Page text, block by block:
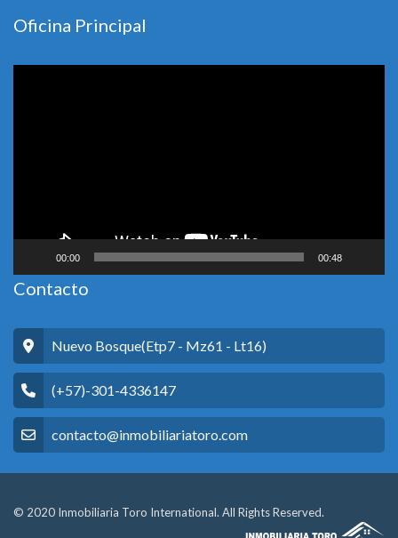
Oficina Principal
00:00 00:48
Contacto
Nuevo Bosque(Etp7 - Mz61 - Lt16)
(+57)-301-4336147
contacto@inmobiliariatoro.com
© 2020 Inmobiliaria Toro International. All Rights Reserved.